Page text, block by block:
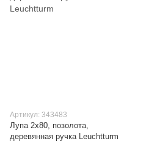
Артикул: 343483
Лупа 2x80, позолота,
деревянная ручка Leuchtturm